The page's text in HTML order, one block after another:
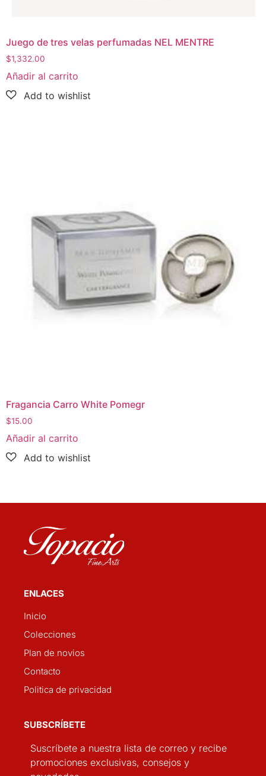
Juego de tres velas perfumadas NEL MENTRE
$1,332.00
Añadir al carrito
Fragancia Carro White Pomegr
$15.00
Añadir al carrito
ENLACES
Inicio
Colecciones
Plan de novios
Contacto
Politica de privacidad
SUBSCRÍBETE
Suscríbete a nuestra lista de correo y recibe
promociones exclusivas, consejos y